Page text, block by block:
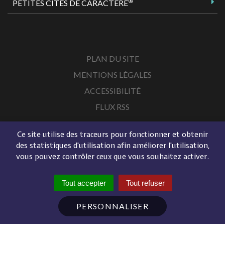
Ce site utilise des traceurs pour fonctionner et obtenir
des statistiques d'utilisation afin améliorer l'utilisation,
vous pouvez contrôler ceux que vous souhaitez activer.
Tout accepter Tout refuser
PERSONNALISER
PETITES CITÉS DE CARACTÈRE
PLAN DU SITE
MENTIONS LÉGALES
ACCESSIBILITÉ
FLUX RSS